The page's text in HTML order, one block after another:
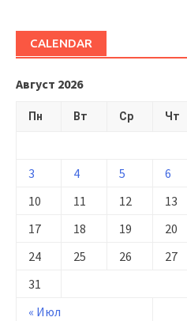
CALENDAR
Август 2026
Пн Вт Ср Чт
« Июл
3
4 5 6
10
11 12 13
17
18 19 20
24
25 26 27
31